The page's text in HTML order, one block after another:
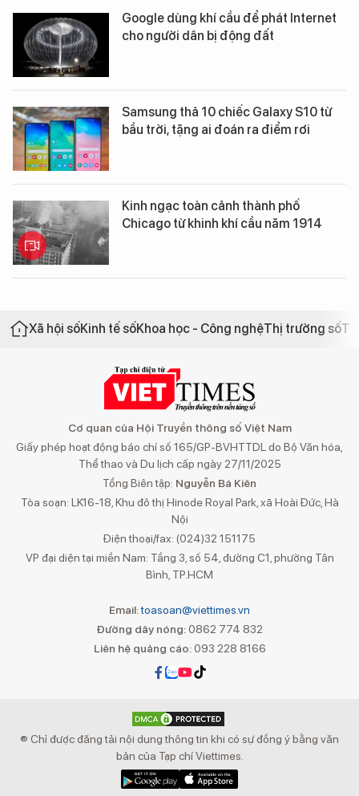
Google dùng khí cầu để phát Internet
cho người dân bị động đất
Samsung thả 10 chiếc Galaxy S10 từ
bầu trời, tặng ai đoán ra điểm rơi
Kinh ngạc toàn cảnh thành phố
Chicago từ khinh khí cầu năm 1914
Xã hội sốKinh tế sốKhoa học - Công nghệThị trường số
Cơ quan của Hội Truyền thông số Việt Nam
Giấy phép hoạt động báo chí số 165/GP-BVHTTDL do Bộ Văn hóa,
Thể thao và Du lịch cấp ngày 27/11/2025
Tổng Biên tập: Nguyễn Bá Kiên
Tòa soạn: LK16-18, Khu đô thị Hinode Royal Park, xã Hoài Đức, Hà
Nội
Điện thoại/fax: (024)32 151175
VP đại diện tại miền Nam: Tầng 3, số 54, đường C1, phường Tân
Bình, TP.HCM
Email:toasoan@viettimes.vn
Đường dây nóng: 0862 774 832
Liên hệ quảng cáo:093 228 8166
® Chỉ được đăng tải nội dung thông tin khi có sự đồng ý bằng văn
bản của Tạp chí Viettimes.